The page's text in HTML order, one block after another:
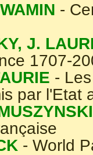
-
J.
1707-
-
par l'Etat
- World